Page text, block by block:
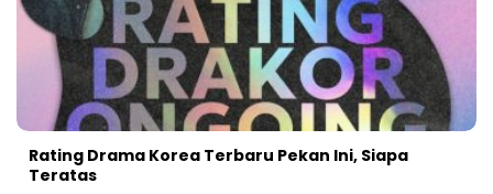
Rating Drama Korea Terbaru Pekan Ini, Siapa
Teratas